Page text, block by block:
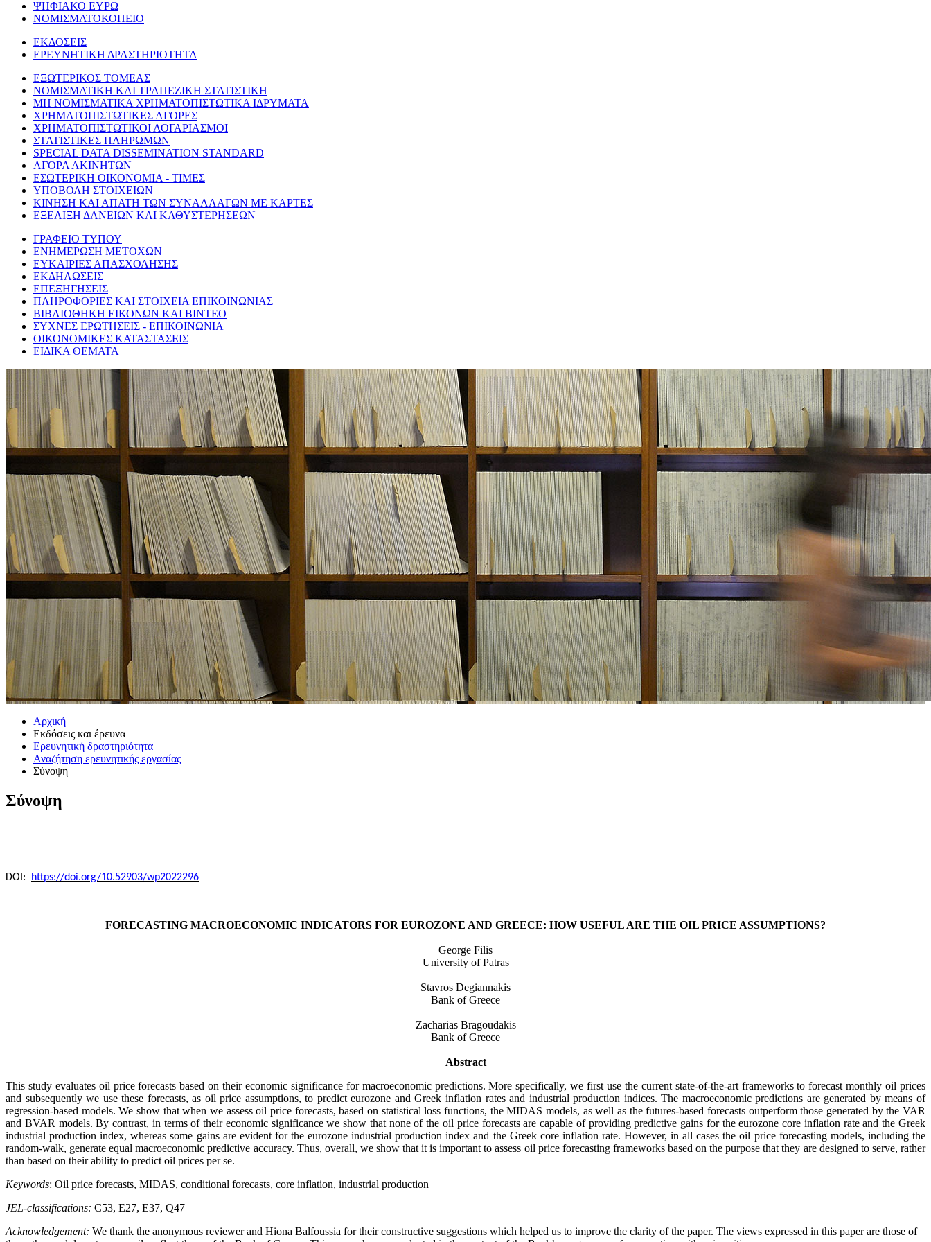
ΨΗΦΙΑΚΟ ΕΥΡΩ
ΝΟΜΙΣΜΑΤΟΚΟΠΕΙΟ
ΕΚΔΟΣΕΙΣ
ΕΡΕΥΝΗΤΙΚΗ ΔΡΑΣΤΗΡΙΟΤΗΤΑ
ΕΞΩΤΕΡΙΚΟΣ ΤΟΜΕΑΣ
ΝΟΜΙΣΜΑΤΙΚΗ ΚΑΙ ΤΡΑΠΕΖΙΚΗ ΣΤΑΤΙΣΤΙΚΗ
ΜΗ ΝΟΜΙΣΜΑΤΙΚΑ ΧΡΗΜΑΤΟΠΙΣΤΩΤΙΚΑ ΙΔΡΥΜΑΤΑ
ΧΡΗΜΑΤΟΠΙΣΤΩΤΙΚΕΣ ΑΓΟΡΕΣ
ΧΡΗΜΑΤΟΠΙΣΤΩΤΙΚΟΙ ΛΟΓΑΡΙΑΣΜΟΙ
ΣΤΑΤΙΣΤΙΚΕΣ ΠΛΗΡΩΜΩΝ
SPECIAL DATA DISSEMINATION STANDARD
ΑΓΟΡΑ ΑΚΙΝΗΤΩΝ
ΕΣΩΤΕΡΙΚΗ ΟΙΚΟΝΟΜΙΑ - ΤΙΜΕΣ
ΥΠΟΒΟΛΗ ΣΤΟΙΧΕΙΩΝ
ΚΙΝΗΣΗ ΚΑΙ ΑΠΑΤΗ ΤΩΝ ΣΥΝΑΛΛΑΓΩΝ ΜΕ ΚΑΡΤΕΣ
ΕΞΕΛΙΞΗ ΔΑΝΕΙΩΝ ΚΑΙ ΚΑΘΥΣΤΕΡΗΣΕΩΝ
ΓΡΑΦΕΙΟ ΤΥΠΟΥ
ΕΝΗΜΕΡΩΣΗ ΜΕΤΟΧΩΝ
ΕΥΚΑΙΡΙΕΣ ΑΠΑΣΧΟΛΗΣΗΣ
ΕΚΔΗΛΩΣΕΙΣ
ΕΠΕΞΗΓΗΣΕΙΣ
ΠΛΗΡΟΦΟΡΙΕΣ ΚΑΙ ΣΤΟΙΧΕΙΑ ΕΠΙΚΟΙΝΩΝΙΑΣ
ΒΙΒΛΙΟΘΗΚΗ ΕΙΚΟΝΩΝ ΚΑΙ ΒΙΝΤΕΟ
ΣΥΧΝΕΣ ΕΡΩΤΗΣΕΙΣ - ΕΠΙΚΟΙΝΩΝΙΑ
ΟΙΚΟΝΟΜΙΚΕΣ ΚΑΤΑΣΤΑΣΕΙΣ
ΕΙΔΙΚΑ ΘΕΜΑΤΑ
Αρχική
Εκδόσεις και έρευνα
Ερευνητική δραστηριότητα
Αναζήτηση ερευνητικής εργασίας
Σύνοψη
Σύνοψη
DOI: https://doi.org/10.52903/wp2022296
FORECASTING MACROECONOMIC INDICATORS FOR EUROZONE AND GREECE: HOW USEFUL ARE THE OIL PRICE ASSUMPTIONS?
George Filis
University of Patras
Stavros Degiannakis
Bank of Greece
Zacharias Bragoudakis
Bank of Greece
Abstract
This study evaluates oil price forecasts based on their economic significance for macroeconomic predictions. More specifically, we first use the current state-of-the-art frameworks to forecast monthly oil prices
and subsequently we use these forecasts, as oil price assumptions, to predict eurozone and Greek inflation rates and industrial production indices. The macroeconomic predictions are generated by means of
regression-based models. We show that when we assess oil price forecasts, based on statistical loss functions, the MIDAS models, as well as the futures-based forecasts outperform those generated by the VAR
and BVAR models. By contrast, in terms of their economic significance we show that none of the oil price forecasts are capable of providing predictive gains for the eurozone core inflation rate and the Greek
industrial production index, whereas some gains are evident for the eurozone industrial production index and the Greek core inflation rate. However, in all cases the oil price forecasting models, including the
random-walk, generate equal macroeconomic predictive accuracy. Thus, overall, we show that it is important to assess oil price forecasting frameworks based on the purpose that they are designed to serve, rather
than based on their ability to predict oil prices per se.
Keywords: Oil price forecasts, MIDAS, conditional forecasts, core inflation, industrial production
JEL-classifications: C53, E27, E37, Q47
Acknowledgement: We thank the anonymous reviewer and Hiona Balfoussia for their constructive suggestions which helped us to improve the clarity of the paper. The views expressed in this paper are those of